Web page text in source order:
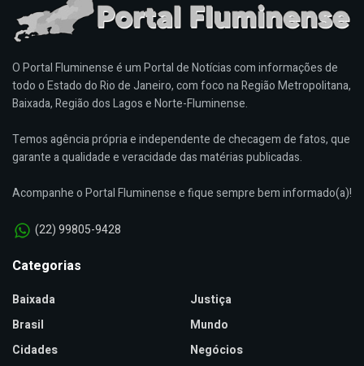
O Portal Fluminense é um Portal de Notícias com informações de
todo o Estado do Rio de Janeiro, com foco na Região Metropolitana,
Baixada, Região dos Lagos e Norte-Fluminense.
Temos agência própria e independente de checagem de fatos, que
garante a qualidade e veracidade das matérias publicadas.
Acompanhe o Portal Fluminense e fique sempre bem informado(a)!
(22) 99805-9428
Categorias
Baixada
Brasil
Cidades
Justiça
Mundo
Negócios